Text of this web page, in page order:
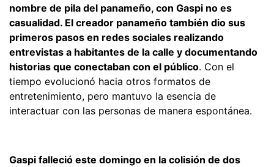
nombre de pila del panameño, con Gaspi no es
casualidad. El creador panameño también dio sus
primeros pasos en redes sociales realizando
entrevistas a habitantes de la calle y documentando
historias que conectaban con el público. Con el
tiempo evolucionó hacia otros formatos de
entretenimiento, pero mantuvo la esencia de
interactuar con las personas de manera espontánea.
Gaspi falleció este domingo en la colisión de dos